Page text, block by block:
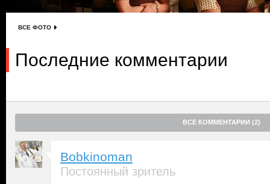
ВСЕ ФОТО
Последние комментарии
ВСЕ КОММЕНТАРИИ (2)
Bobkinoman
Постоянный зритель